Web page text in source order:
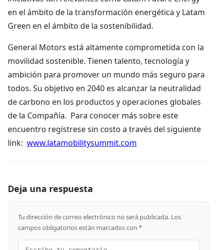
en el ámbito de la transformación energética y Latam
Green en el ámbito de la sostenibilidad.
General Motors está altamente comprometida con la
movilidad sostenible. Tienen talento, tecnología y
ambición para promover un mundo más seguro para
todos. Su objetivo en 2040 es alcanzar la neutralidad
de carbono en los productos y operaciones globales
de la Compañía. Para conocer más sobre este
encuentro regístrese sin costo a través del siguiente
link: www.latamobilitysummit.com
Deja una respuesta
Tu dirección de correo electrónico no será publicada. Los
campos obligatorios están marcados con *